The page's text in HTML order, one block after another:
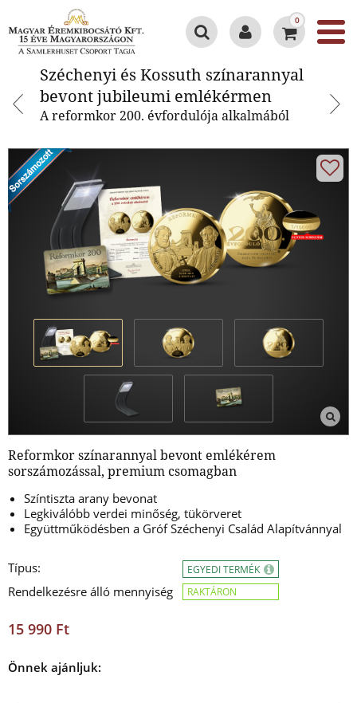
0
Széchenyi és Kossuth színarannyal
bevont jubileumi emlékérmen
A reformkor 200. évfordulója alkalmából
Reformkor színarannyal bevont emlékérem
sorszámozással, premium csomagban
Színtiszta arany bevonat
Legkiválóbb verdei minőség, tükörveret
Együttműködésben a Gróf Széchenyi Család Alapítvánnyal
Típus:
Rendelkezésre álló mennyiség
EGYEDI TERMÉK
RAKTÁRON
15 990 Ft
Önnek ajánljuk:
Széchenyi és Kossuth
színarannyal bevont jubileumi
emlékérmen